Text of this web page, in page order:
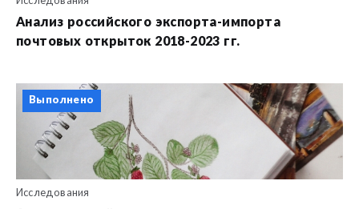
Анализ российского экспорта-импорта
почтовых открыток 2018-2023 гг.
Выполнено
Исследования